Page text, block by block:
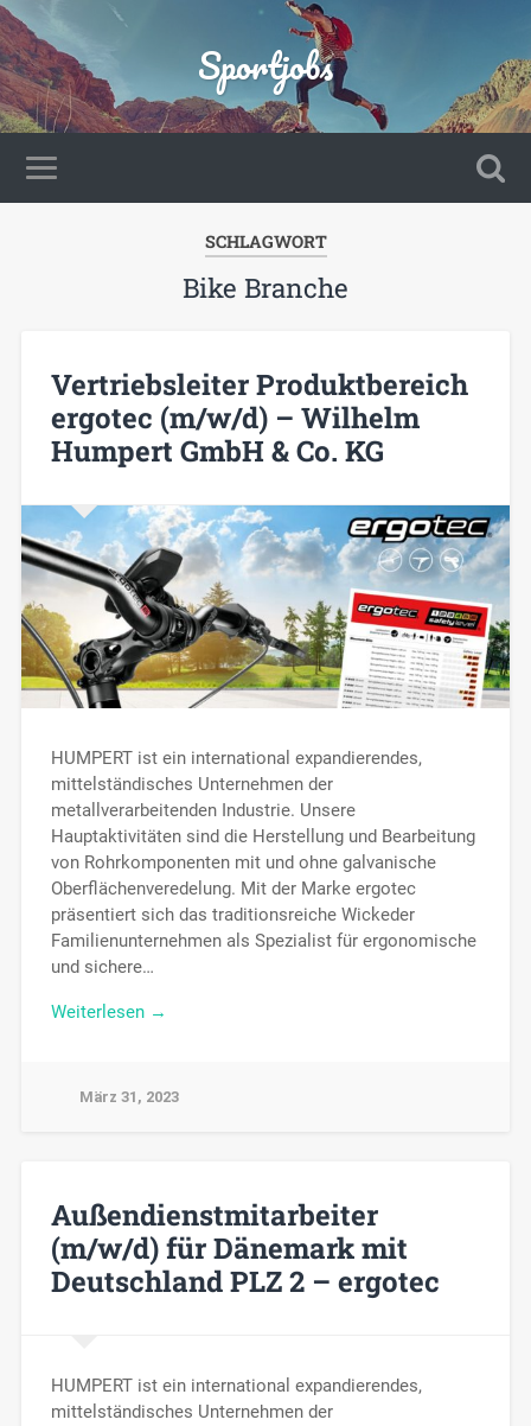
Sportjobs
SCHLAGWORT
Bike Branche
Vertriebsleiter Produktbereich
ergotec (m/w/d) – Wilhelm
Humpert GmbH & Co. KG
HUMPERT ist ein international expandierendes,
mittelständisches Unternehmen der
metallverarbeitenden Industrie. Unsere
Hauptaktivitäten sind die Herstellung und Bearbeitung
von Rohrkomponenten mit und ohne galvanische
Oberflächenveredelung. Mit der Marke ergotec
präsentiert sich das traditionsreiche Wickeder
Familienunternehmen als Spezialist für ergonomische
und sichere…
Weiterlesen →
März 31, 2023
Außendienstmitarbeiter
(m/w/d) für Dänemark mit
Deutschland PLZ 2 – ergotec
HUMPERT ist ein international expandierendes,
mittelständisches Unternehmen der